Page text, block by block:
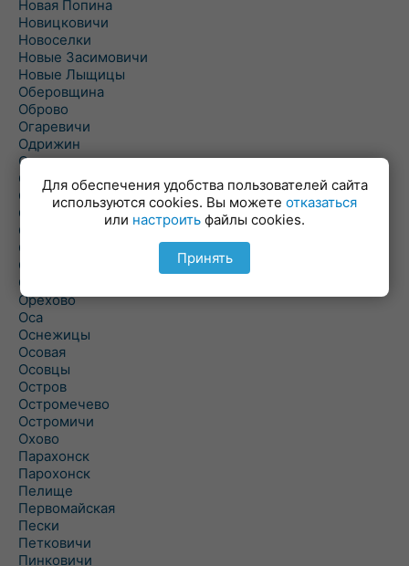
Новая Попина
Новицковичи
Новоселки
Новые Засимовичи
Новые Лыщицы
Оберовщина
Оброво
Огаревичи
Одрижин
Оздамичи
Озяты
Олтуш
Ольманы
Ольпень
Ольшаны
Омельная
Ополь
Орехово
Оса
Оснежицы
Осовая
Осовцы
Остров
Остромечево
Остромичи
Охово
Парахонск
Парохонск
Пелище
Первомайская
Пески
Петковичи
Пинковичи
Для обеспечения удобства пользователей сайта
используются cookies. Вы можете отказаться
или настроить файлы cookies.
Принять